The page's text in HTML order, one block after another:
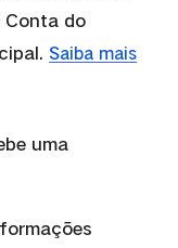
Conta do
Saiba mais
uma